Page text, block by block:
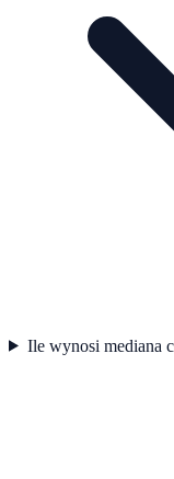
Ile wynosi mediana